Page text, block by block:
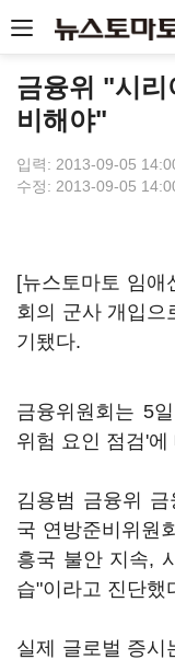
금융위 "시리
비해야"
입력: 2013-09-05
수정: 2013-09-05
[뉴스토마토 임
회의 군사 개입으
기됐다.
금융위원회는 5
위험 요인 점검'
김용범 금융위 금
국 연방준비위원
흥국 불안 지속,
습"이라고 진단했
실제 글로벌 증시